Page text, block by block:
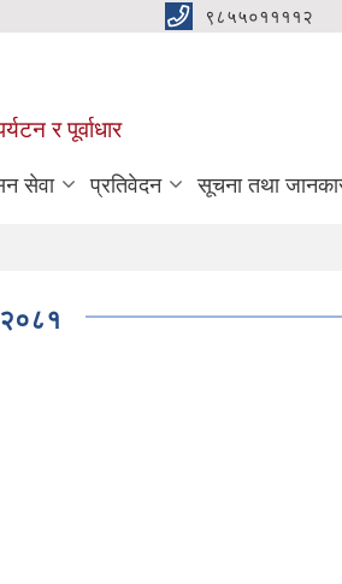
९८५५०११११२
र पूर्वाधार
सेवा प्रतिवेदन सूचना तथा
२०८१